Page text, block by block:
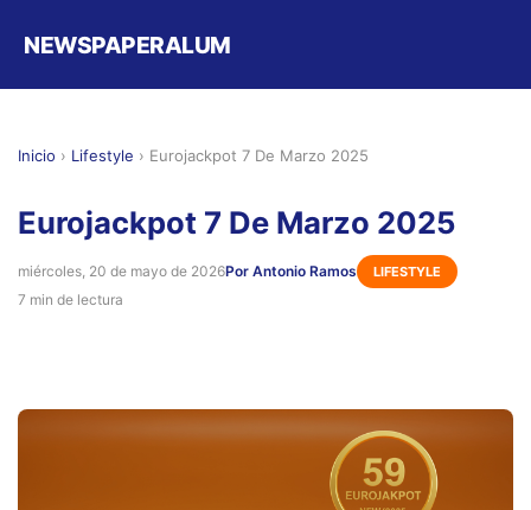
NEWSPAPERALUM
Inicio › Lifestyle › Eurojackpot 7 De Marzo 2025
Eurojackpot 7 De Marzo 2025
miércoles, 20 de mayo de 2026Por Antonio Ramos LIFESTYLE
7 min de lectura